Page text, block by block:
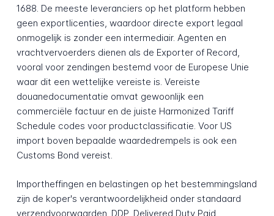
1688. De meeste leveranciers op het platform hebben
geen exportlicenties, waardoor directe export legaal
onmogelijk is zonder een intermediair. Agenten en
vrachtvervoerders dienen als de Exporter of Record,
vooral voor zendingen bestemd voor de Europese Unie
waar dit een wettelijke vereiste is. Vereiste
douanedocumentatie omvat gewoonlijk een
commerciële factuur en de juiste Harmonized Tariff
Schedule codes voor productclassificatie. Voor US
import boven bepaalde waardedrempels is ook een
Customs Bond vereist.
Importheffingen en belastingen op het bestemmingsland
zijn de koper's verantwoordelijkheid onder standaard
verzendvoorwaarden. DDP, Delivered Duty Paid,